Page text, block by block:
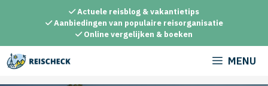
inhoud
Actuele reisblog & vakantietips
Aanbiedingen van populaire reisorganisatie
Online vergelijken & boeken
MENU